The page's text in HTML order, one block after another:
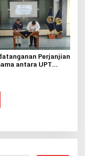
Perjanjian
antara UPT
Al-Ma’laa